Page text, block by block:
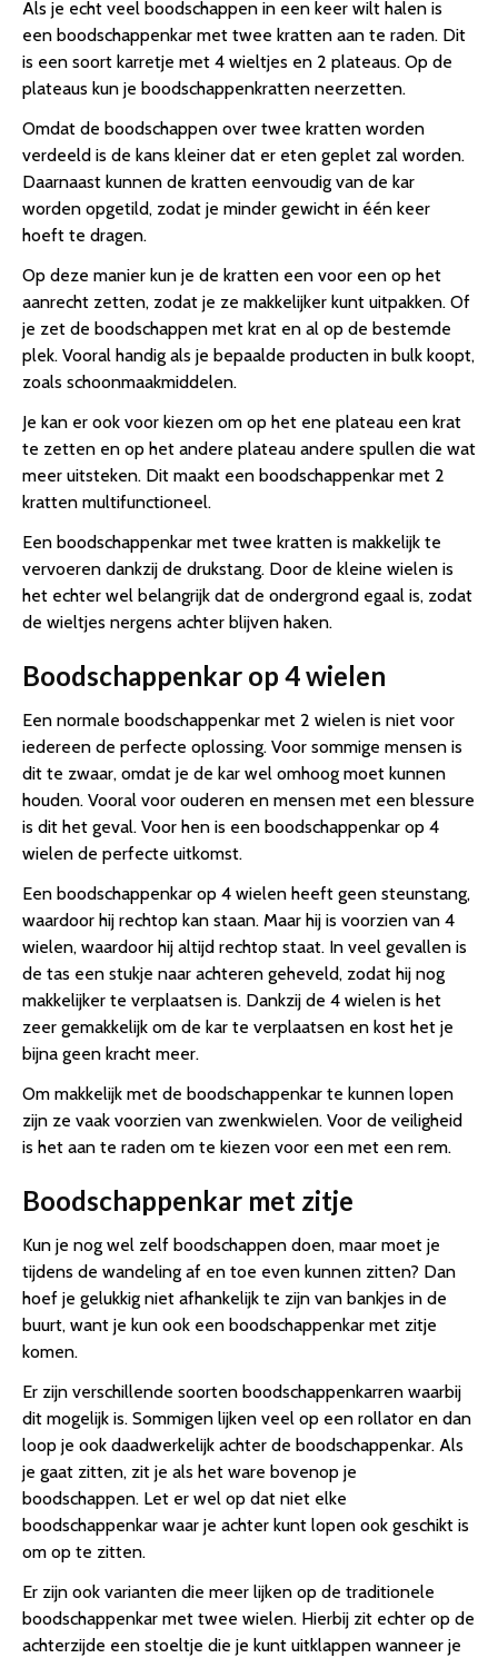
Als je echt veel boodschappen in een keer wilt halen is
een boodschappenkar met twee kratten aan te raden. Dit
is een soort karretje met 4 wieltjes en 2 plateaus. Op de
plateaus kun je boodschappenkratten neerzetten.
Omdat de boodschappen over twee kratten worden
verdeeld is de kans kleiner dat er eten geplet zal worden.
Daarnaast kunnen de kratten eenvoudig van de kar
worden opgetild, zodat je minder gewicht in één keer
hoeft te dragen.
Op deze manier kun je de kratten een voor een op het
aanrecht zetten, zodat je ze makkelijker kunt uitpakken. Of
je zet de boodschappen met krat en al op de bestemde
plek. Vooral handig als je bepaalde producten in bulk koopt,
zoals schoonmaakmiddelen.
Je kan er ook voor kiezen om op het ene plateau een krat
te zetten en op het andere plateau andere spullen die wat
meer uitsteken. Dit maakt een boodschappenkar met 2
kratten multifunctioneel.
Een boodschappenkar met twee kratten is makkelijk te
vervoeren dankzij de drukstang. Door de kleine wielen is
het echter wel belangrijk dat de ondergrond egaal is, zodat
de wieltjes nergens achter blijven haken.
Boodschappenkar op 4 wielen
Een normale boodschappenkar met 2 wielen is niet voor
iedereen de perfecte oplossing. Voor sommige mensen is
dit te zwaar, omdat je de kar wel omhoog moet kunnen
houden. Vooral voor ouderen en mensen met een blessure
is dit het geval. Voor hen is een boodschappenkar op 4
wielen de perfecte uitkomst.
Een boodschappenkar op 4 wielen heeft geen steunstang,
waardoor hij rechtop kan staan. Maar hij is voorzien van 4
wielen, waardoor hij altijd rechtop staat. In veel gevallen is
de tas een stukje naar achteren geheveld, zodat hij nog
makkelijker te verplaatsen is. Dankzij de 4 wielen is het
zeer gemakkelijk om de kar te verplaatsen en kost het je
bijna geen kracht meer.
Om makkelijk met de boodschappenkar te kunnen lopen
zijn ze vaak voorzien van zwenkwielen. Voor de veiligheid
is het aan te raden om te kiezen voor een met een rem.
Boodschappenkar met zitje
Kun je nog wel zelf boodschappen doen, maar moet je
tijdens de wandeling af en toe even kunnen zitten? Dan
hoef je gelukkig niet afhankelijk te zijn van bankjes in de
buurt, want je kun ook een boodschappenkar met zitje
komen.
Er zijn verschillende soorten boodschappenkarren waarbij
dit mogelijk is. Sommigen lijken veel op een rollator en dan
loop je ook daadwerkelijk achter de boodschappenkar. Als
je gaat zitten, zit je als het ware bovenop je
boodschappen. Let er wel op dat niet elke
boodschappenkar waar je achter kunt lopen ook geschikt is
om op te zitten.
Er zijn ook varianten die meer lijken op de traditionele
boodschappenkar met twee wielen. Hierbij zit echter op de
achterzijde een stoeltje die je kunt uitklappen wanneer je